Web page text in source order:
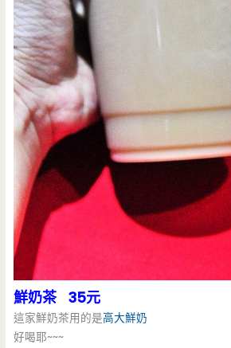
鮮奶茶 35元
這家鮮奶茶用的是高大鮮奶
好喝耶~~~